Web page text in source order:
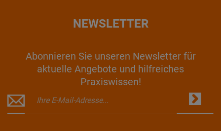
NEWSLETTER
Abonnieren Sie unseren Newsletter für
aktuelle Angebote und hilfreiches
Praxiswissen!